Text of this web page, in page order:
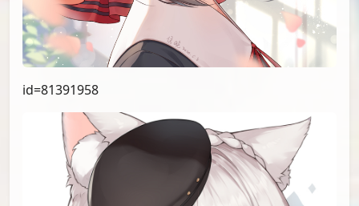
id=81391958